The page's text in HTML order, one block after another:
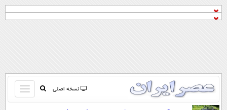
نسخه اصلی
باز
و